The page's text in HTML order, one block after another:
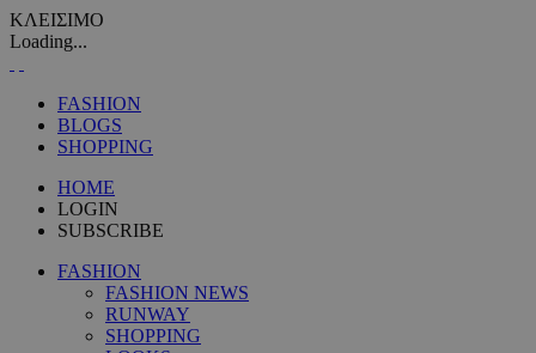
ΚΛΕΙΣΙΜΟ
Loading...
FASHION
BLOGS
SHOPPING
HOME
LOGIN
SUBSCRIBE
FASHION
FASHION NEWS
RUNWAY
SHOPPING